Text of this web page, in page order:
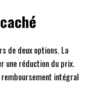
de deux options. La
une réduction du prix.
remboursement intégral